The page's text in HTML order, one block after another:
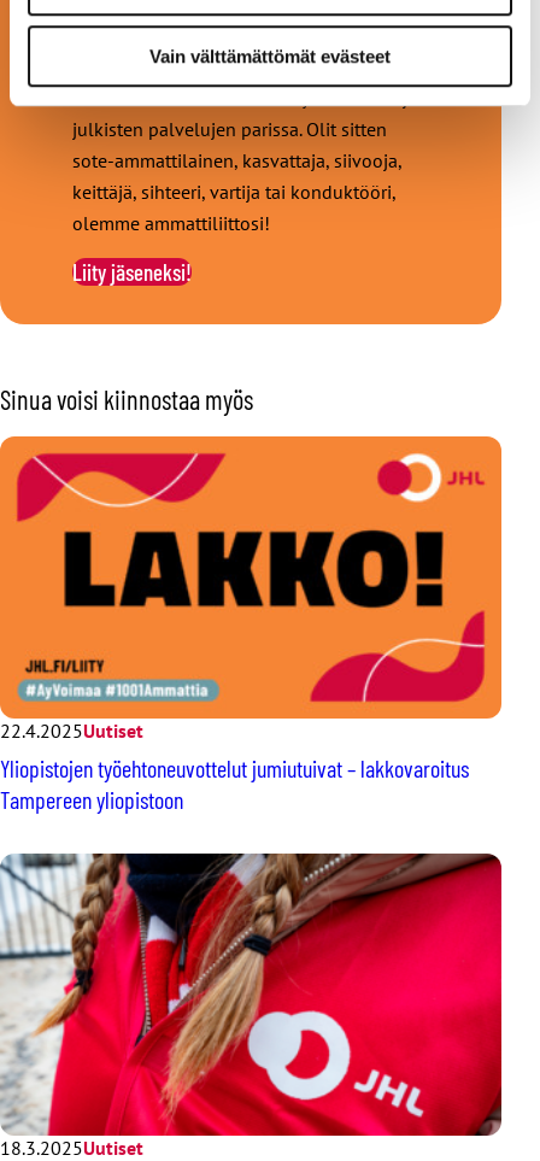
Vain välttämättömät evästeet
JHL on Suomen monipuolisin ammattiliitto.
Jäsenemme työskentelevät noin
julkisten palvelujen parissa. Olit sitten
sote-ammattilainen, kasvattaja, siivooja,
keittäjä, sihteeri, vartija tai konduktööri,
olemme ammattiliittosi!
Liity jäseneksi!
Sinua voisi kiinnostaa myös
22.4.2025Uutiset
Yliopistojen työehtoneuvottelut jumiutuivat – lakkovaroitus
Tampereen yliopistoon
18.3.2025Uutiset